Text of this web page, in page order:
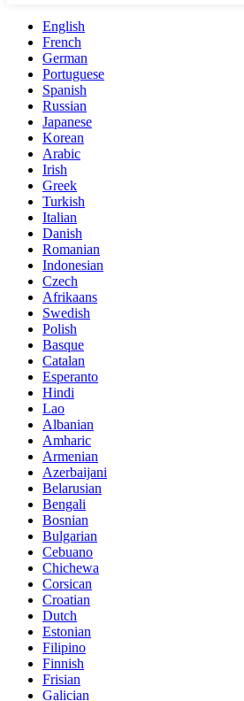
English
French
German
Portuguese
Spanish
Russian
Japanese
Korean
Arabic
Irish
Greek
Turkish
Italian
Danish
Romanian
Indonesian
Czech
Afrikaans
Swedish
Polish
Basque
Catalan
Esperanto
Hindi
Lao
Albanian
Amharic
Armenian
Azerbaijani
Belarusian
Bengali
Bosnian
Bulgarian
Cebuano
Chichewa
Corsican
Croatian
Dutch
Estonian
Filipino
Finnish
Frisian
Galician